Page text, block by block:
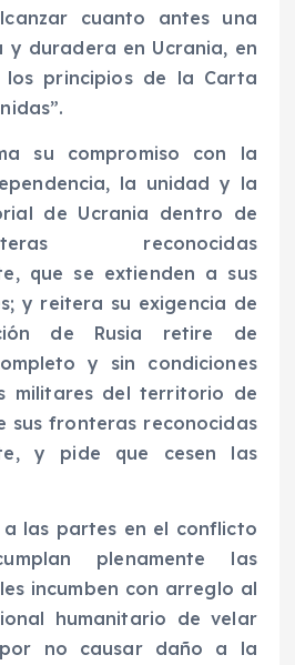
cuanto antes una
y duradera en Ucrania, en
los principios de la Carta
su compromiso con la
la unidad y la
de Ucrania dentro de
reconocidas
que se extienden a sus
y reitera su exigencia de
de Rusia retire de
y sin condiciones
militares del territorio de
sus fronteras reconocidas
y pide que cesen las
a las partes en el conflicto
plenamente las
incumben con arreglo al
humanitario de velar
por no causar daño a la